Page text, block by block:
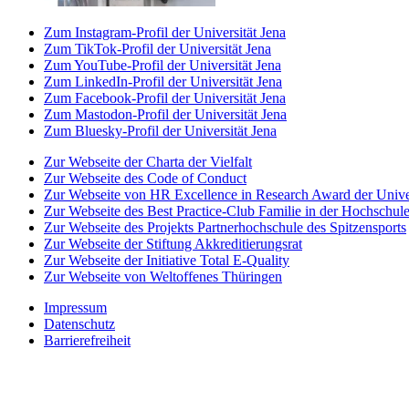
Zum Instagram-Profil der Universität Jena
Zum TikTok-Profil der Universität Jena
Zum YouTube-Profil der Universität Jena
Zum LinkedIn-Profil der Universität Jena
Zum Facebook-Profil der Universität Jena
Zum Mastodon-Profil der Universität Jena
Zum Bluesky-Profil der Universität Jena
Zur Webseite der Charta der Vielfalt
Zur Webseite des Code of Conduct
Zur Webseite von HR Excellence in Research Award der
Zur Webseite des Best Practice-Club Familie in der Hochschule
Zur Webseite des Projekts Partnerhochschule des Spitzensports
Zur Webseite der Stiftung Akkreditierungsrat
Zur Webseite der Initiative Total E-Quality
Zur Webseite von Weltoffenes Thüringen
Impressum
Datenschutz
Barrierefreiheit